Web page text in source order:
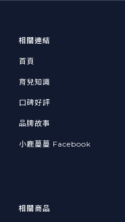
相關連結
首頁
育兒知識
口碑好評
品牌故事
小鹿蔓蔓 Facebook
相關商品